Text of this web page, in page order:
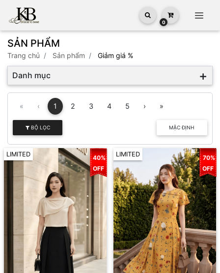
0
SẢN PHẨM
trang chủ Sản phẩm Giảm giá %
Danh mục
« ‹ 1 2 3 4 5 › »
BỘ LỌC MẶC ĐỊNH
LIMITED
40%
OFF
LIMITED
70%
OFF